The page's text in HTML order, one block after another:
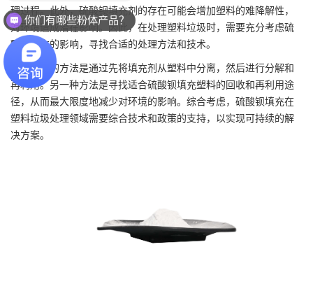
理过程。此外，硫酸钡填充剂的存在可能会增加塑料的难降解性，
对环境造成潜在影响。因此，在处理塑料垃圾时，需要充分考虑硫
酸钡填充的影响，寻找合适的处理方法和技术。
一种可能的方法是通过先将填充剂从塑料中分离，然后进行分解和
再利用。另一种方法是寻找适合硫酸钡填充塑料的回收和再利用途
径，从而最大限度地减少对环境的影响。综合考虑，硫酸钡填充在
塑料垃圾处理领域需要综合技术和政策的支持，以实现可持续的解
决方案。
你们有哪些粉体产品？